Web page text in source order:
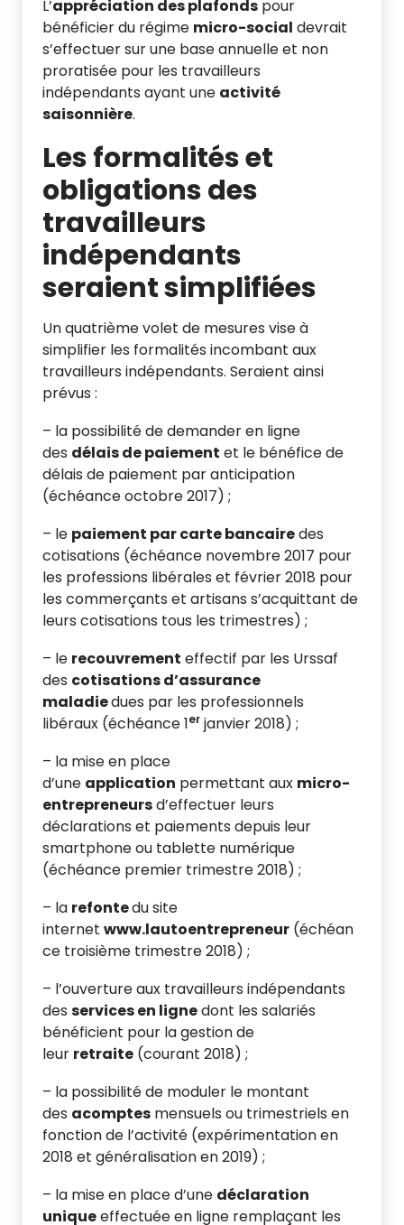
L’appréciation des plafonds pour
bénéficier du régime micro-social devrait
s’effectuer sur une base annuelle et non
proratisée pour les travailleurs
indépendants ayant une activité
saisonnière.
Les formalités et
obligations des
travailleurs
indépendants
seraient simplifiées
Un quatrième volet de mesures vise à
simplifier les formalités incombant aux
travailleurs indépendants. Seraient ainsi
prévus :
– la possibilité de demander en ligne
des délais de paiement et le bénéfice de
délais de paiement par anticipation
(échéance octobre 2017) ;
– le paiement par carte bancairedes
cotisations (échéance novembre 2017 pour
les professions libérales et février 2018 pour
les commerçants et artisans s’acquittant de
leurs cotisations tous les trimestres) ;
– le recouvrement effectif par les Urssaf
des cotisations d’assurance
maladiedues par les professionnels
libéraux (échéance 1er janvier 2018) ;
– la mise en place
d’une application permettant aux micro-
entrepreneursd’effectuer leurs
déclarations et paiements depuis leur
smartphone ou tablette numérique
(échéance premier trimestre 2018) ;
– la refontedu site
internet www.lautoentrepreneur (échéan
ce troisième trimestre 2018) ;
– l’ouverture aux travailleurs indépendants
des services en lignedont les salariés
bénéficient pour la gestion de
leur retraite (courant 2018) ;
– la possibilité de moduler le montant
des acomptes mensuels ou trimestriels en
fonction de l’activité (expérimentation en
2018 et généralisation en 2019) ;
– la mise en place d’une déclaration
uniqueeffectuée en ligne remplaçant les